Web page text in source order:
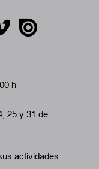
h
25 y 31 de
actividades.